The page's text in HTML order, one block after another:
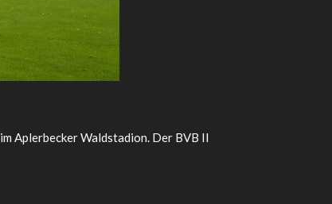
Aplerbecker Waldstadion. Der BVB II